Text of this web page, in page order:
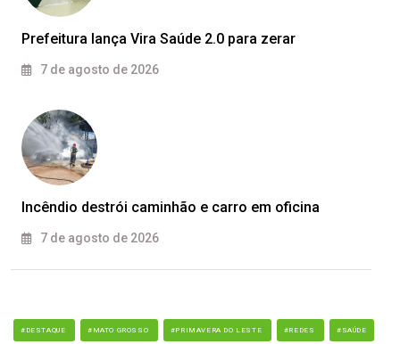
Prefeitura lança Vira Saúde 2.0 para zerar
7 de agosto de 2026
Incêndio destrói caminhão e carro em oficina
7 de agosto de 2026
#DESTAQUE #MATO GROSSO #PRIMAVERA DO LESTE #REDES #SAÚDE